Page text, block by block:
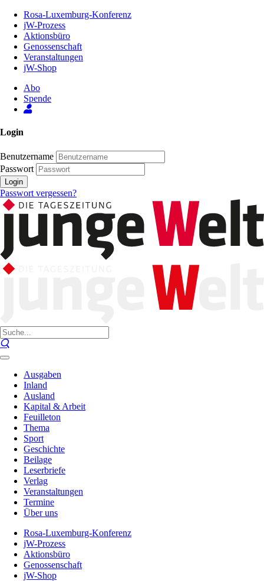
Inhalt
Seite
Rosa-Luxemburg-Konferenz
jW-Prozess
Aktionsbüro
Genossenschaft
Veranstaltungen
jW-Shop
Abo
Spende
Login
Benutzername
Passwort
Login
Passwort vergessen?
Ausgaben
Inland
Ausland
Kapital & Arbeit
Feuilleton
Thema
Sport
Geschichte
Beilage
Leserbriefe
Verlag
Veranstaltungen
Termine
Über uns
Rosa-Luxemburg-Konferenz
jW-Prozess
Aktionsbüro
Genossenschaft
jW-Shop